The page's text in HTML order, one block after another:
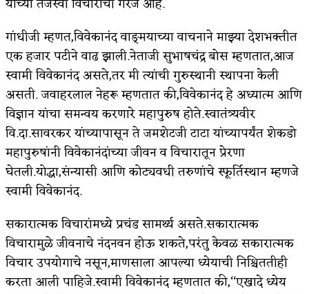
यांच्या तेजस्वी विचारांची गरज आहे.
गांधीजी म्हणत,विवेकानंद वाङ्‌मयाच्या वाचनाने माझ्या देशभक्तीत
एक हजार पटीने वाढ झाली.नेताजी सुभाषचंद्र बोस म्हणतात,आज
स्वामी विवेकानंद असते,तर मी त्यांची गुरुस्थानी स्थापना केली
असती. जवाहरलाल नेहरू म्हणतात की,विवेकानंद हे अध्यात्म आणि
विज्ञान यांचा समन्वय करणारे महापुरुष होते.स्वातंत्र्यवीर
वि.दा.सावरकर यांच्यापासून ते जमशेटजी टाटा यांच्यापर्यंत शेकडो
महापुरुषांनी विवेकानंदांच्या जीवन व विचारातून प्रेरणा
घेतली.योद्धा,संन्यासी आणि कोट्यवधी तरुणांचे स्फूर्तिस्थान म्हणजे
स्वामी विवेकानंद.
सकारात्मक विचारांमध्ये प्रचंड सामर्थ्य असते.सकारात्मक
विचारामुळे जीवनाचे नंदनवन होऊ शकते,परंतु केवळ सकारात्मक
विचार उपयोगाचे नसून,माणसाला आपल्या ध्येयाची निश्चिततीही
करता आली पाहिजे.स्वामी विवेकानंद म्हणतात की,‘‘एखादे ध्येय